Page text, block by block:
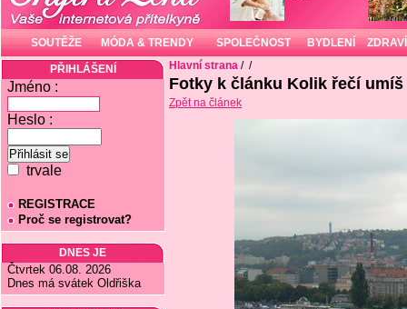
SOUTĚŽE MÓDA & TRENDY SPOLEČNOST BYDLENÍ ZDRAVÍ
PŘIHLÁŠENÍ
Jméno :
Heslo :
trvale
REGISTRACE
Proč se registrovat?
DNES JE
Čtvrtek 06.08. 2026
Dnes má svátek Oldřiška
Hlavní strana / /
Fotky k článku Kolik řečí umíš
Zpět na článek